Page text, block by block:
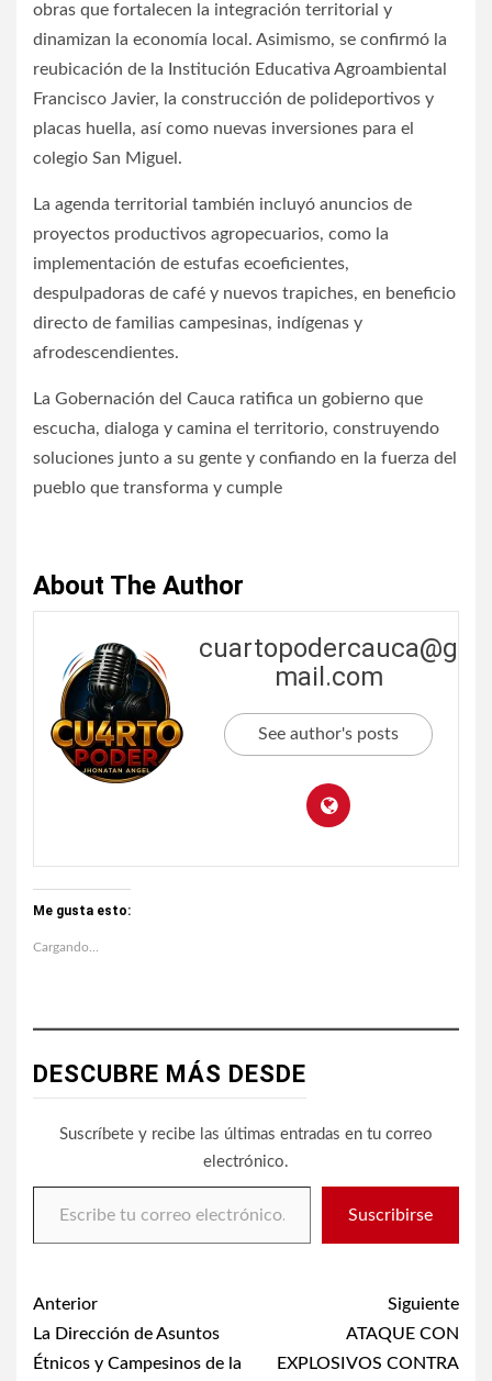
obras que fortalecen la integración territorial y
dinamizan la economía local. Asimismo, se confirmó la
reubicación de la Institución Educativa Agroambiental
Francisco Javier, la construcción de polideportivos y
placas huella, así como nuevas inversiones para el
colegio San Miguel.
La agenda territorial también incluyó anuncios de
proyectos productivos agropecuarios, como la
implementación de estufas ecoeficientes,
despulpadoras de café y nuevos trapiches, en beneficio
directo de familias campesinas, indígenas y
afrodescendientes.
La Gobernación del Cauca ratifica un gobierno que
escucha, dialoga y camina el territorio, construyendo
soluciones junto a su gente y confiando en la fuerza del
pueblo que transforma y cumple
About The Author
cuartopodercauca@g
mail.com
See author's posts
Me gusta esto:
Cargando...
DESCUBRE MÁS DESDE
Suscríbete y recibe las últimas entradas en tu correo
electrónico.
Escribe tu correo electrónico…
Suscribirse
Post
navigation
Anterior
La Dirección de Asuntos
Étnicos y Campesinos de la
Siguiente
ATAQUE CON
EXPLOSIVOS CONTRA